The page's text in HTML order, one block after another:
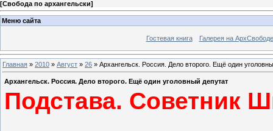
[Свобода по архангельски]
Меню сайта
Гостевая книга Галерея на АрхСвободе
Главная » 2010 » Август » 26 » Архангельск. Россия. Дело второго. Ещё один
Архангельск. Россия. Дело второго. Ещё один уголовный депутат
Подстава. Советник